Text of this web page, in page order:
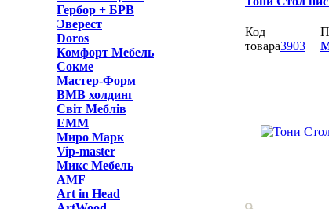
Гербор + БРВ
Эверест
Doros
Комфорт Мебель
Сокме
Мастер-Форм
ВМВ холдинг
Світ Меблів
ЕММ
Миро Марк
Vip-master
Микс Мебель
AMF
Art in Head
Код
товара3903